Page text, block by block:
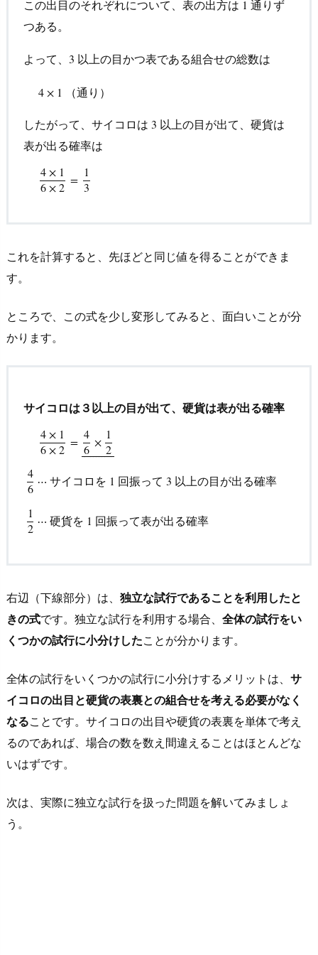
この出目のそれぞれについて、表の出方は 11 通りず
つある。
よって、 3
3 以上の目かつ表である組合せの総数は
4× 1 （通り）
4×1 （通り）
したがって、サイコロは 3
3 以上の目が出て、硬貨は
表が出る確率は
4× 1
6×2 = 1
3
×16×2 =1 3
これを計算すると、先ほどと同じ値を得ることができま
す。
ところで、この式を少し変形してみると、面白いことが分
かります。
サイコロは３以上の目が出て、硬貨は表が出る確率
4× 1
6×2 = 4
6 × 1
2
⎯ ⎯
⎯⎯⎯⎯⎯⎯⎯⎯⎯
×16×2 =4 6× 12_
4
6 ⋯ サイコロを 1 回振って3 以上の目が出る確率
1
2 ⋯ 硬貨を 1 回振って表が出る確率
右辺（下線部分）は、 独立な試行であることを利用したと
きの式です。独立な試行を利用する場合、 全体の試行をい
くつかの試行に小分けしたことが分かります。
全体の試行をいくつかの試行に小分けするメリットは、 サ
イコロの出目と硬貨の表裏との組合せを考える必要がなく
なることです。サイコロの出目や硬貨の表裏を単体で考え
るのであれば、場合の数を数え間違えることはほとんどな
いはずです。
次は、実際に独立な試行を扱った問題を解いてみましょ
う。